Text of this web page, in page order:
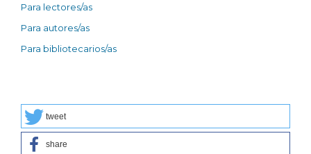
Para lectores/as
Para autores/as
Para bibliotecarios/as
tweet
share